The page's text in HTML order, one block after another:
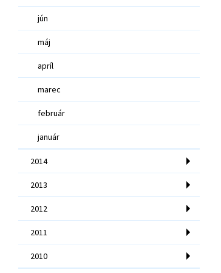
jún
máj
apríl
marec
február
január
2014
2013
2012
2011
2010